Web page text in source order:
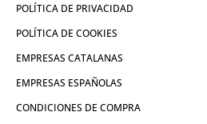
POLÍTICA DE PRIVACIDAD
POLÍTICA DE COOKIES
EMPRESAS CATALANAS
EMPRESAS ESPAÑOLAS
CONDICIONES DE COMPRA